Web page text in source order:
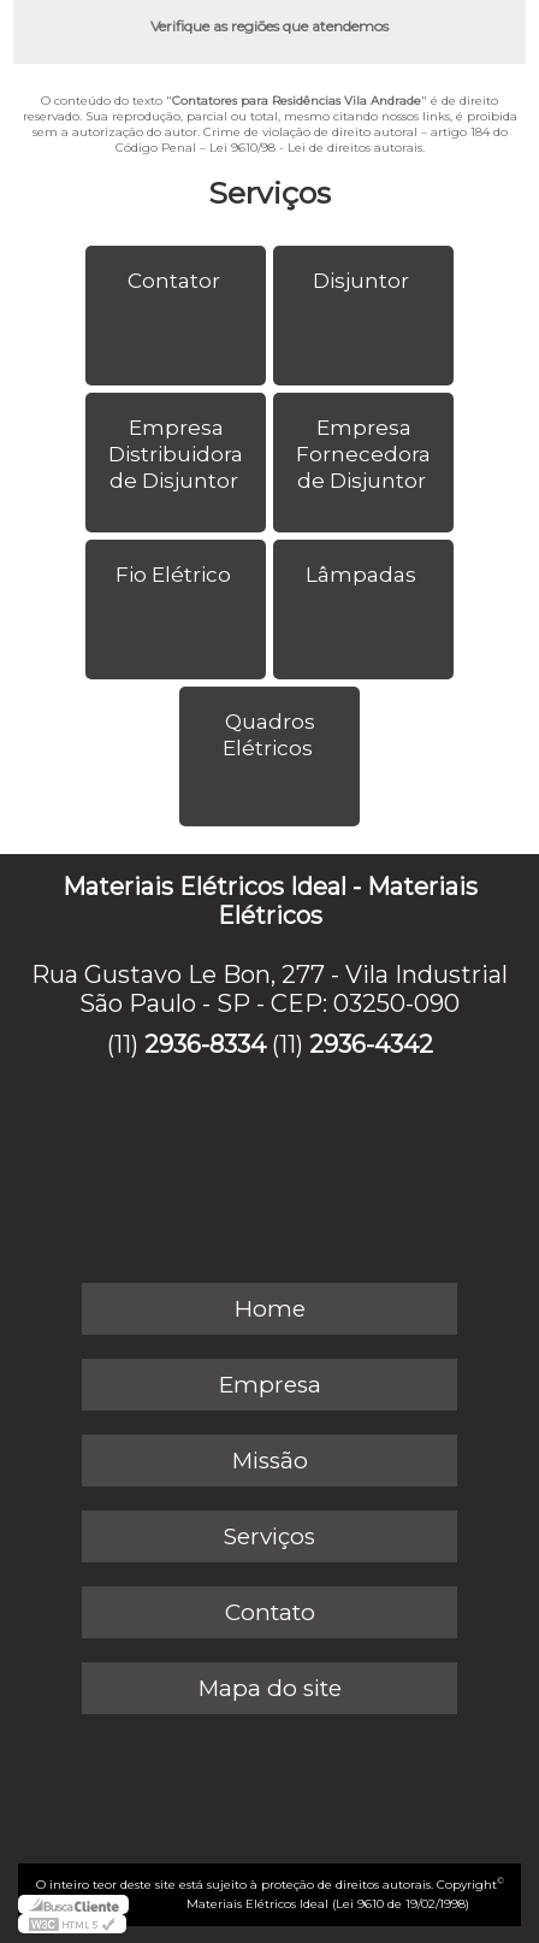
Serviços
Contator Disjuntor
Empresa
Distribuidora
de Disjuntor
Empresa
Fornecedora
de Disjuntor
Fio Elétrico Lâmpadas
Quadros
Elétricos
Verifique as regiões que atendemos
O conteúdo do texto "Contatores para Residências Vila Andrade" é de direito
reservado. Sua reprodução, parcial ou total, mesmo citando nossos links, é proibida
sem a autorização do autor. Crime de violação de direito autoral – artigo 184 do
Código Penal – Lei 9610/98 - Lei de direitos autorais.
Materiais Elétricos Ideal - Materiais
Elétricos
Rua Gustavo Le Bon, 277 - Vila Industrial
São Paulo - SP - CEP: 03250-090
(11) 2936-8334 (11) 2936-4342
Home
Empresa
Missão
Serviços
Contato
Mapa do site
O inteiro teor deste site está sujeito à proteção de direitos autorais. Copyright©
Materiais Elétricos Ideal (Lei 9610 de 19/02/1998)